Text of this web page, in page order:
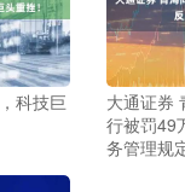
科技巨
大通证券
行被罚49
务管理规